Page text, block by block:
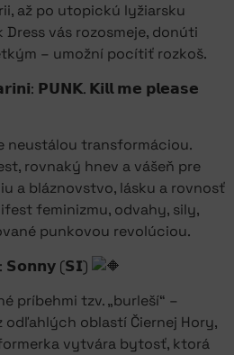
až po utopickú lyžiarsku
vás rozosmeje, donúti
– umožní pocítiť rozkoš.
𝗣𝗨𝗡𝗞. 𝗞𝗶𝗹𝗹 𝗺𝗲 𝗽𝗹𝗲𝗮𝘀𝗲
neustálou transformáciou.
rovnaký hnev a vášeň pre
a bláznovstvo, lásku a rovnosť
feminizmu, odvahy, sily,
punkovou revolúciou.
𝗦𝗼𝗻𝗻𝘆 (𝗦𝗜)
príbehmi tzv. „burleší“ –
odľahlých oblastí Čiernej Hory,
vytvára bytosť, ktorá